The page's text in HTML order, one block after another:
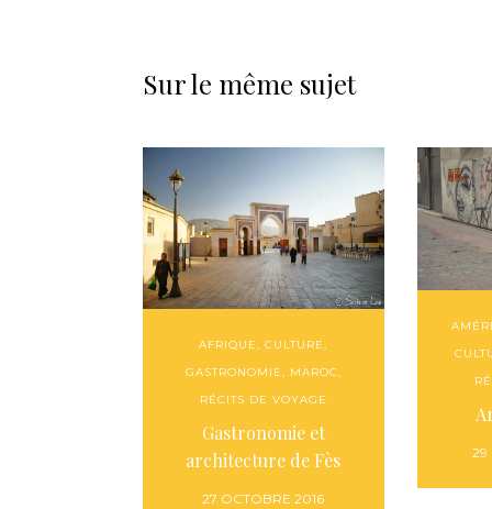
Sur le même sujet
AFRIQUE,CULTURE,
GASTRONOMIE, MAROC,
RÉCITS DE VOYAGE
Gastronomie et
architecture de Fès
27 OCTOBRE 2016
29